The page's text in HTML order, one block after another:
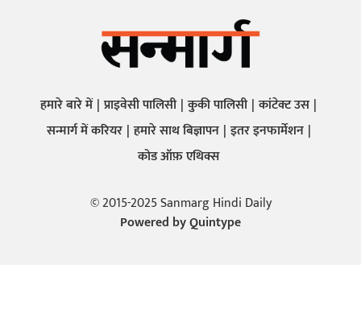
हमारे बारे में प्राइवेसी पालिसी कुकी पालिसी कांटेक्ट उस
सन्मार्ग में करियर हमारे साथ बिज्ञापन इतर इनफार्मेशन
कोड ऑफ़ एथिक्स
© 2015-2025 Sanmarg Hindi Daily
Powered byQuintype